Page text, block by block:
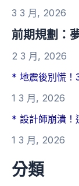
3 3 月, 2026
前期規劃：
2 3 月, 2026
* 地震後別慌！
1 3 月, 2026
* 設計師崩潰！
1 3 月, 2026
分類